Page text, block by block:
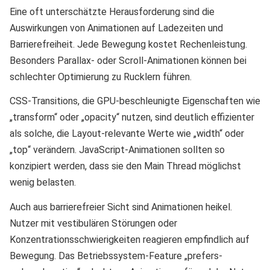
Eine oft unterschätzte Herausforderung sind die
Auswirkungen von Animationen auf Ladezeiten und
Barrierefreiheit. Jede Bewegung kostet Rechenleistung.
Besonders Parallax- oder Scroll-Animationen können bei
schlechter Optimierung zu Rucklern führen.
CSS-Transitions, die GPU-beschleunigte Eigenschaften wie
„transform“ oder „opacity“ nutzen, sind deutlich effizienter
als solche, die Layout-relevante Werte wie „width“ oder
„top“ verändern. JavaScript-Animationen sollten so
konzipiert werden, dass sie den Main Thread möglichst
wenig belasten.
Auch aus barrierefreier Sicht sind Animationen heikel.
Nutzer mit vestibulären Störungen oder
Konzentrationsschwierigkeiten reagieren empfindlich auf
Bewegung. Das Betriebssystem-Feature „prefers-